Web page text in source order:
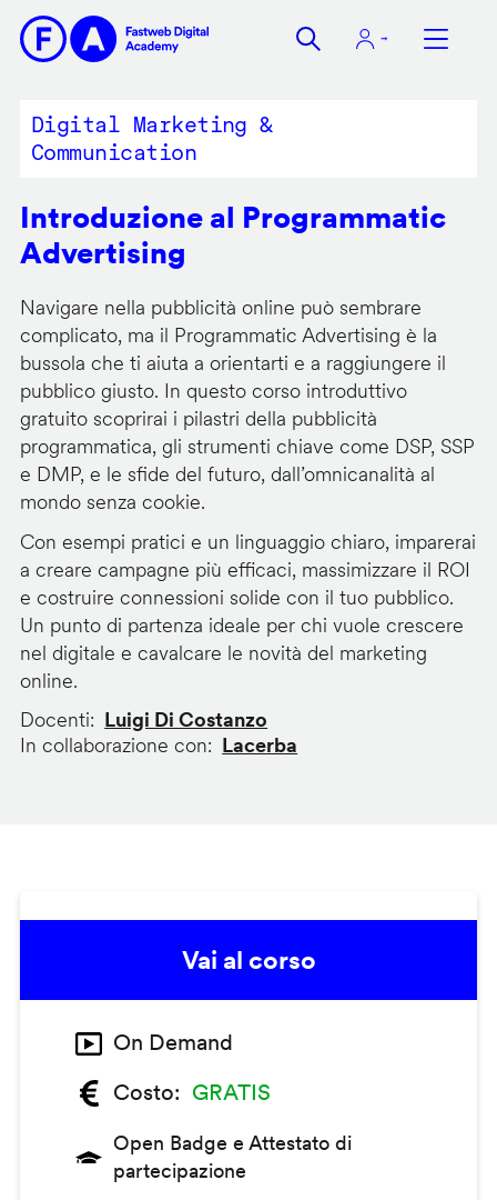
contenuto
Digital Marketing &
Communication
Introduzione al Programmatic
Advertising
Navigare nella pubblicità online può sembrare
complicato, ma il Programmatic Advertising è la
bussola che ti aiuta a orientarti e a raggiungere il
pubblico giusto. In questo corso introduttivo
gratuito scoprirai i pilastri della pubblicità
programmatica, gli strumenti chiave come DSP, SSP
e DMP, e le sfide del futuro, dall’omnicanalità al
mondo senza cookie.
Con esempi pratici e un linguaggio chiaro, imparerai
a creare campagne più efficaci, massimizzare il ROI
e costruire connessioni solide con il tuo pubblico.
Un punto di partenza ideale per chi vuole crescere
nel digitale e cavalcare le novità del marketing
online.
Docenti
Luigi Di Costanzo
In collaborazione con
Lacerba
Vai al corso
On Demand
Costo
GRATIS
Open Badge e Attestato di
partecipazione